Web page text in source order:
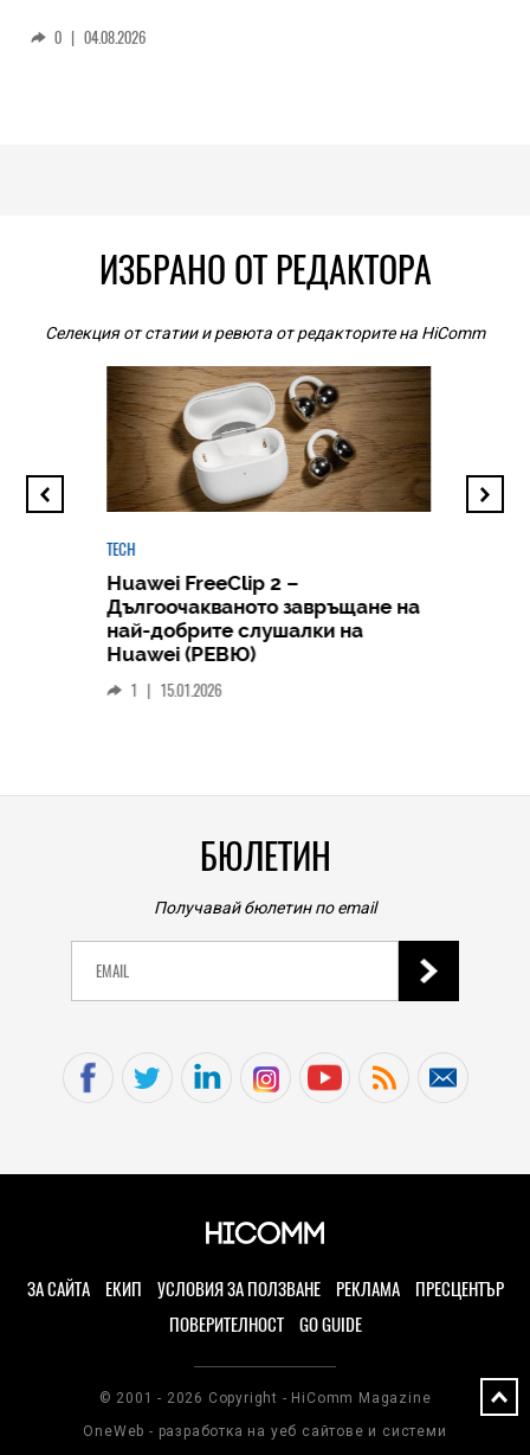
0 | 04.08.2026
ИЗБРАНО ОТ РЕДАКТОРА
Селекция от статии и ревюта от редакторите на HiComm
TECH
Huawei FreeClip 2 –
Дългоочакваното завръщане на
най-добрите слушалки на
Huawei (РЕВЮ)
1 15.01.2026
БЮЛЕТИН
Получавай бюлетин по email
ЗА САЙТА ЕКИП УСЛОВИЯ ЗА ПОЛЗВАНЕ РЕКЛАМА
ПРЕСЦЕНТЪР
ПОВЕРИТЕЛНОСТ
GO GUIDE
© 2001 - 2026 Copyright - HiComm Magazine
OneWeb - разработка на уеб сайтове и системи